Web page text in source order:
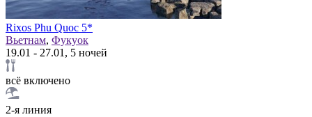
Rixos Phu Quoc 5*
Вьетнам, Фукуок
19.01 - 27.01, 5 ночей
всё включено
2-я линия